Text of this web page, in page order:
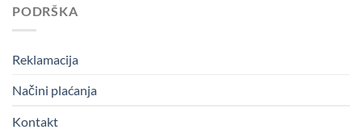
PODRŠKA
Reklamacija
Načini plaćanja
Kontakt